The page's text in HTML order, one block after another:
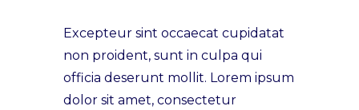
Excepteur sint occaecat cupidatat
non proident, sunt in culpa qui
officia deserunt mollit. Lorem ipsum
dolor sit amet, consectetur